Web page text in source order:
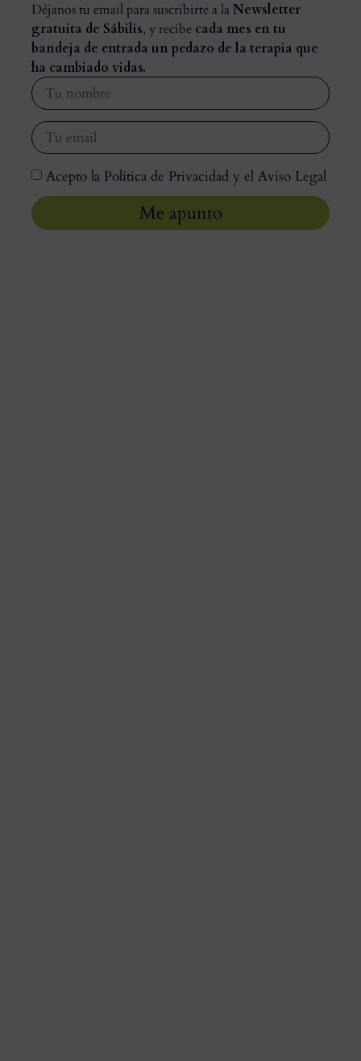
Déjanos tu email para suscribirte a la Newsletter
gratuita de Sábilis, y recibe cada mes en tu
bandeja de entrada un pedazo de la terapia que
ha cambiado vidas.
Acepto la Política de Privacidad y el Aviso Legal
Me apunto